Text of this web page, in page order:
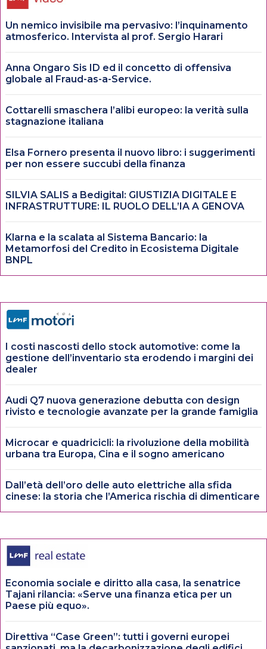
Un nemico invisibile ma pervasivo: l’inquinamento
atmosferico. Intervista al prof. Sergio Harari
Anna Ongaro Sis ID ed il concetto di offensiva
globale al Fraud-as-a-Service.
Cottarelli smaschera l’alibi europeo: la verità sulla
stagnazione italiana
Elsa Fornero presenta il nuovo libro: i suggerimenti
per non essere succubi della finanza
SILVIA SALIS a Bedigital: GIUSTIZIA DIGITALE E
INFRASTRUTTURE: IL RUOLO DELL’IA A GENOVA
Klarna e la scalata al Sistema Bancario: la
Metamorfosi del Credito in Ecosistema Digitale
BNPL
I costi nascosti dello stock automotive: come la
gestione dell’inventario sta erodendo i margini dei
dealer
Audi Q7 nuova generazione debutta con design
rivisto e tecnologie avanzate per la grande famiglia
Microcar e quadricicli: la rivoluzione della mobilità
urbana tra Europa, Cina e il sogno americano
Dall’età dell’oro delle auto elettriche alla sfida
cinese: la storia che l’America rischia di dimenticare
Economia sociale e diritto alla casa, la senatrice
Tajani rilancia: «Serve una finanza etica per un
Paese più equo».
Direttiva “Case Green”: tutti i governi europei